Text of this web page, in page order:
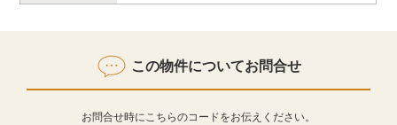
この物件についてお問合せ
お問合せ時にこちらのコードをお伝えください。